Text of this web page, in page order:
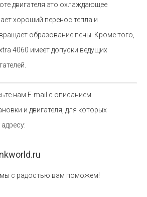
двигателя это охлаждающее
хороший перенос тепла и
образование пены. Кроме того,
4060 имеет допуски ведущих
нам E-mail с описанием
и двигателя, для которых
мы с радостью вам поможем!